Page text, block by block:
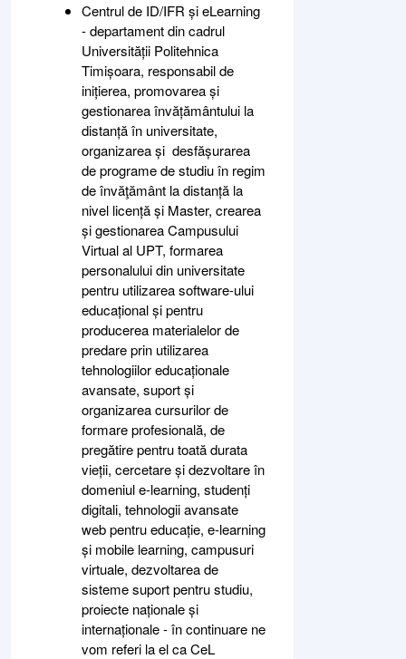
Centrul de ID/IFR și eLearning
- departament din cadrul
Universității Politehnica
Timișoara, responsabil de
inițierea, promovarea și
gestionarea învățământului la
distanță în universitate,
organizarea și desfășurarea
de programe de studiu în regim
de învăţământ la distanță la
nivel licență și Master, crearea
și gestionarea Campusului
Virtual al UPT, formarea
personalului din universitate
pentru utilizarea software-ului
educațional și pentru
producerea materialelor de
predare prin utilizarea
tehnologiilor educaționale
avansate, suport și
organizarea cursurilor de
formare profesională, de
pregătire pentru toată durata
vieții, cercetare și dezvoltare în
domeniul e-learning, studenți
digitali, tehnologii avansate
web pentru educație, e-learning
și mobile learning, campusuri
virtuale, dezvoltarea de
sisteme suport pentru studiu,
proiecte naționale și
internaționale - în continuare ne
vom referi la el ca CeL